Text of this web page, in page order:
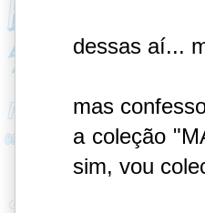
dessas aí...
mas
a coleção
sim, vou